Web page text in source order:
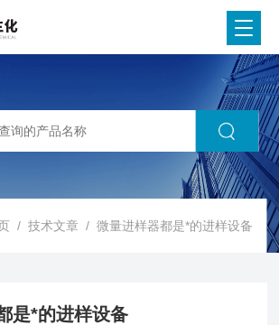
/技术文章 / 微量进样器都是*的进样设备
是*的进样设备